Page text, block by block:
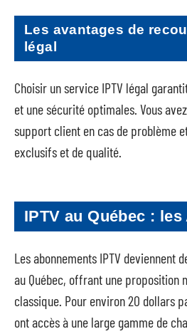
Les avantages de
légal
Choisir un service IPTV légal
et une sécurité optimales. Vous
support client en cas de problème
exclusifs et de qualité.
IPTV au Québec :
Les abonnements IPTV deviennent
au Québec, offrant une proposition
classique. Pour environ 20 dollars
ont accès à une large gamme de